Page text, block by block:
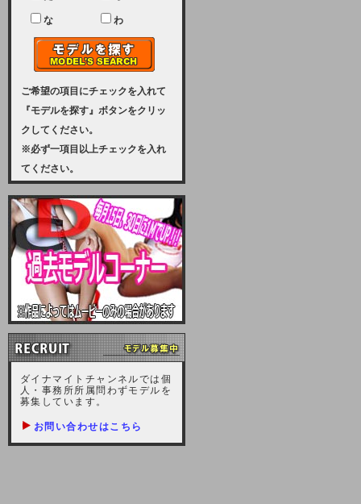
ユーザー様には、大変ご迷惑をおか
けいたしまして申し訳ございませ
ん。
2023-08-31 (木)
【サーバーメンテナンス実施のお知
らせ】
2023年 9月10日（日曜日）午前8：
サーバーメンテナンスを実施いたし
ます。その為、アクセスはできませ
ますが、ご理解の程を宜しくお願い
致します。
2022-09-01 (木)
【サーバーメンテナンスのお知ら
せ】
9月10日（土曜日）AM6：00から
AM8：00（予定）サーバーメンテ
ナンスを致します。ご迷惑をおかけ
しますが、宜しくお願い致します。
2021-10-22 (金)
2021/10/7に起きました地震によ
な わ
ご希望の項目にチェックを入れて
『モデルを探す』ボタンをクリッ
クしてください。
※必ず一項目以上チェックを入れ
てください。
ダイナマイトチャンネルでは個
人・事務所所属問わずモデルを
募集しています。
お問い合わせはこちら